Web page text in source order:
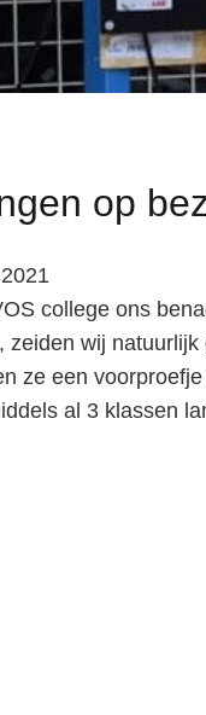
op
college ons
zeiden wij
ze een
al 3 klassen